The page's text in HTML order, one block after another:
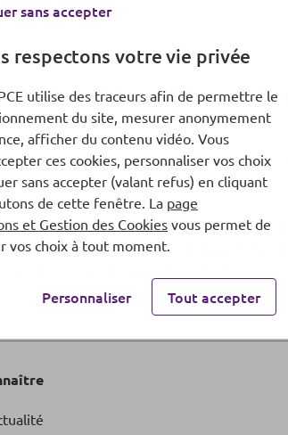
et Caisse d’Epargne
par les Dossiers de l’Epargne
#INNOVE2020ont su tirer leur
bancassureur de plein exercice,
#INNOVE2020 (anagramme
d’assurance non-vie, avec une
sans accepter
respectons votre vie privée
utilise des traceurs afin de permettre le
du site, mesurer anonymement
afficher du contenu vidéo. Vous
ces cookies, personnaliser vos choix
sans accepter (valant refus) en cliquant
de cette fenêtre. La page
et Gestion des Cookies vous permet de
vos choix à tout moment.
Personnaliser Tout accepter